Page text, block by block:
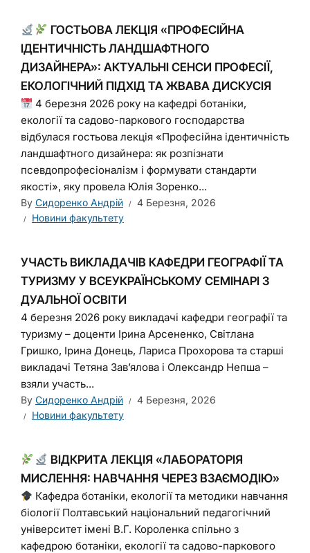
ГОСТЬОВА ЛЕКЦІЯ «ПРОФЕСІЙНА
ІДЕНТИЧНІСТЬ ЛАНДШАФТНОГО
ДИЗАЙНЕРА»: АКТУАЛЬНІ СЕНСИ ПРОФЕСІЇ,
ЕКОЛОГІЧНИЙ ПІДХІД ТА ЖВАВА ДИСКУСІЯ
4 березня 2026 року на кафедрі ботаніки,
екології та садово-паркового господарства
відбулася гостьова лекція «Професійна ідентичність
ландшафтного дизайнера: як розпізнати
псевдопрофесіоналізм і формувати стандарти
якості», яку провела Юлія Зоренко...
By Сидоренко Андрій
4 Березня, 2026
Новини факультету
УЧАСТЬ ВИКЛАДАЧІВ КАФЕДРИ ГЕОГРАФІЇ ТА
ТУРИЗМУ У ВСЕУКРАЇНСЬКОМУ СЕМІНАРІ З
ДУАЛЬНОЇ ОСВІТИ
4 березня 2026 року викладачі кафедри географії та
туризму – доценти Ірина Арсененко, Світлана
Гришко, Ірина Донець, Лариса Прохорова та старші
викладачі Тетяна Зав’ялова і Олександр Непша –
взяли участь...
By Сидоренко Андрій
4 Березня, 2026
Новини факультету
ВІДКРИТА ЛЕКЦІЯ «ЛАБОРАТОРІЯ
МИСЛЕННЯ: НАВЧАННЯ ЧЕРЕЗ ВЗАЄМОДІЮ»
Кафедра ботаніки, екології та методики навчання
біології Полтавський національний педагогічний
університет імені В.Г. Короленка спільно з
кафедрою ботаніки, екології та садово-паркового